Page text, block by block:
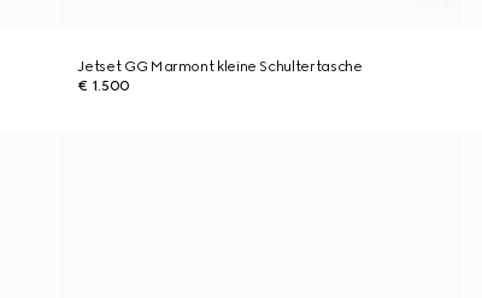
Jetset GG Marmont kleine Schultertasche
€ 1.500